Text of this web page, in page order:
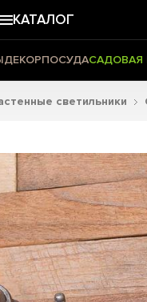
КАТАЛОГ
ДЕКОРПОСУДАСАДОВАЯ
светильники